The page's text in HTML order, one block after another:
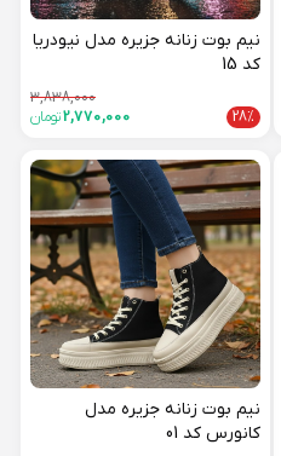
نیم بوت زنانه جزیره مدل نیودریا
کد 15
3,838,000
28%
2,770,000تومان
نیم بوت زنانه جزیره مدل
کانورس کد 01